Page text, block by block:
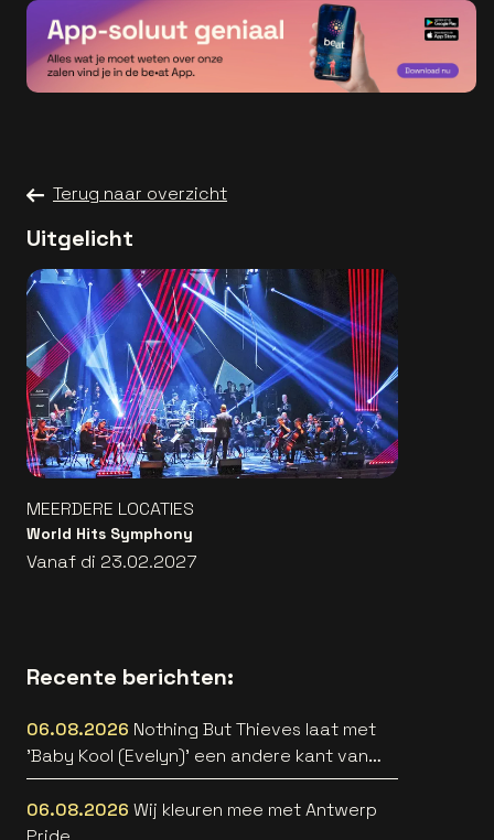
Terug naar overzicht
Uitgelicht
MEERDERE LOCATIES
World Hits Symphony
Vanaf di 23.02.2027
Recente berichten:
06.08.2026 Nothing But Thieves laat met
'Baby Kool (Evelyn)' een andere kant van
zich horen [video]
06.08.2026 Wij kleuren mee met Antwerp